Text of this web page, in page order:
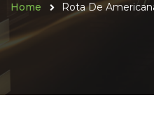
Home Rota De